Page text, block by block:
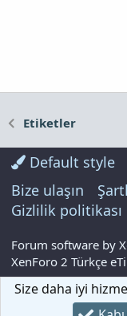
Etiketler
Default style
Bize ulaşın
Gizlilik politikası
Forum software by
XenForo 2 Türkçe
Size daha iyi